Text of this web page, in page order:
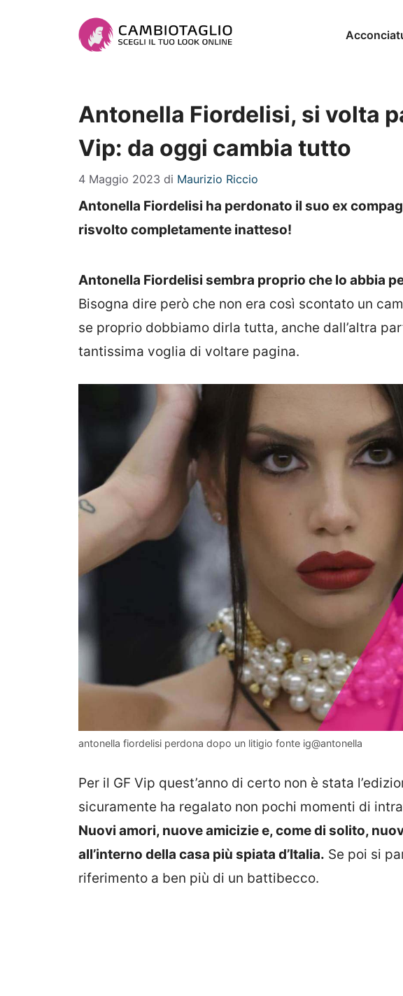
Antonella Fiordelisi, si volta
Vip: da oggi cambia tutto
4 Maggio 2023 di Maurizio Riccio
Antonella Fiordelisi ha perdonato il suo ex
risvolto completamente inatteso!
Antonella Fiordelisi sembra proprio che lo abbia
Bisogna dire però che non era così scontato un
se proprio dobbiamo dirla tutta, anche dall’altra
tantissima voglia di voltare pagina.
antonella fiordelisi perdona dopo un litigio fonte ig@antonella
Per il GF Vip quest’anno di certo non è stata
sicuramente ha regalato non pochi momenti di
Nuovi amori, nuove amicizie e, come di solito,
all’interno della casa più spiata d’Italia. Se poi si
riferimento a ben più di un battibecco.